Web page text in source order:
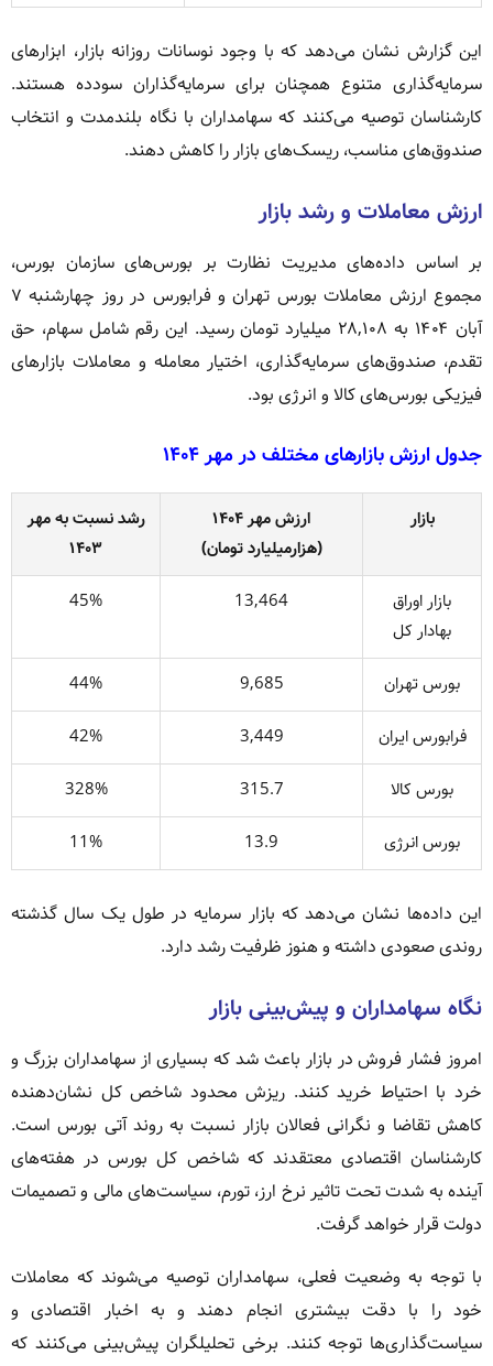
این گزارش نشان می‌دهد که با وجود نوسانات روزانه بازار، ابزارهای
سرمایه‌گذاری متنوع همچنان برای سرمایه‌گذاران سودده هستند.
کارشناسان توصیه می‌کنند که سهامداران با نگاه بلندمدت و انتخاب
صندوق‌های مناسب، ریسک‌های بازار را کاهش دهند.
ارزش معاملات و رشد بازار
بر اساس داده‌های مدیریت نظارت بر بورس‌های سازمان بورس،
مجموع ارزش معاملات بورس تهران و فرابورس در روز چهارشنبه ۷
آبان ۱۴۰۴ به ۲۸,۱۰۸ میلیارد تومان رسید. این رقم شامل سهام، حق
تقدم، صندوق‌های سرمایه‌گذاری، اختیار معامله و معاملات بازارهای
فیزیکی بورس‌های کالا و انرژی بود.
جدول ارزش بازارهای مختلف در مهر ۱۴۰۴
بازار
ارزش مهر ۱۴۰۴
(هزارمیلیارد تومان)
رشد نسبت به مهر
۱۴۰۳
بازار اوراق
بهادار کل
13,464
45%
بورس تهران 9,685
44%
فرابورس ایران
3,449
42%
بورس کالا
315.7
328%
بورس انرژی
13.9
11%
این داده‌ها نشان می‌دهد که بازار سرمایه در طول یک سال گذشته
روندی صعودی داشته و هنوز ظرفیت رشد دارد.
نگاه سهامداران و پیش‌بینی بازار
امروز فشار فروش در بازار باعث شد که بسیاری از سهامداران بزرگ و
خرد با احتیاط خرید کنند. ریزش محدود شاخص کل نشان‌دهنده
کاهش تقاضا و نگرانی فعالان بازار نسبت به روند آتی بورس است.
کارشناسان اقتصادی معتقدند که شاخص کل بورس در هفته‌های
آینده به شدت تحت تاثیر نرخ ارز، تورم، سیاست‌های مالی و تصمیمات
دولت قرار خواهد گرفت.
با توجه به وضعیت فعلی، سهامداران توصیه می‌شوند که معاملات
خود را با دقت بیشتری انجام دهند و به اخبار اقتصادی و
سیاست‌گذاری‌ها توجه کنند. برخی تحلیلگران پیش‌بینی می‌کنند که